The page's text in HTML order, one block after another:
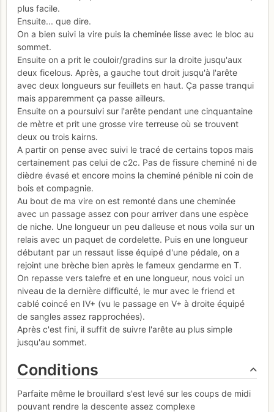
plus facile.
Ensuite... que dire.
On a bien suivi la vire puis la cheminée lisse avec le bloc au
sommet.
Ensuite on a prit le couloir/gradins sur la droite jusqu'aux
deux ficelous. Après, a gauche tout droit jusqu'à l'arête
avec deux longueurs sur feuillets en haut. Ça passe tranqui
mais apparemment ça passe ailleurs.
Ensuite on a poursuivi sur l'arête pendant une cinquantaine
de mètre et prit une grosse vire terreuse où se trouvent
deux ou trois kairns.
A partir on pense avec suivi le tracé de certains topos mais
certainement pas celui de c2c. Pas de fissure cheminé ni de
dièdre évasé et encore moins la cheminé pénible ni coin de
bois et compagnie.
Au bout de ma vire on est remonté dans une cheminée
avec un passage assez con pour arriver dans une espèce
de niche. Une longueur un peu dalleuse et nous voila sur un
relais avec un paquet de cordelette. Puis en une longueur
débutant par un ressaut lisse équipé d'une pédale, on a
rejoint une brèche bien après le fameux gendarme en T.
On repasse vers talefre et en une longueur, nous voici un
niveau de la dernière difficulté, le mur avec le friend et
cablé coincé en IV+ (vu le passage en V+ à droite équipé
de sangles assez rapprochées).
Après c'est fini, il suffit de suivre l'arête au plus simple
jusqu'au sommet.
Conditions
Parfaite même le brouillard s'est levé sur les coups de midi
pouvant rendre la descente assez complexe